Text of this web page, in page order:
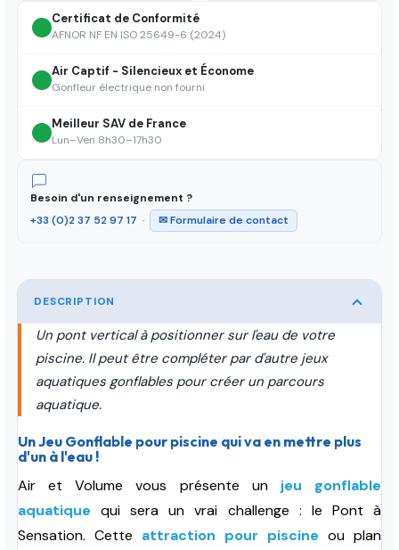
Certificat de Conformité
AFNOR NF EN ISO 25649-6 (2024)
Air Captif - Silencieux et Économe
Gonfleur électrique non fourni
Meilleur SAV de France
Lun–Ven 8h30–17h30
Besoin d'un renseignement ?
+33 (0)2 37 52 97 17 · ✉ Formulaire de contact
DESCRIPTION
Un pont vertical à positionner sur l'eau de votre
piscine. Il peut être compléter par d'autre jeux
aquatiques gonflables pour créer un parcours
aquatique.
Un Jeu Gonflable pour piscine qui va en mettre plus
d'un à l'eau !
Air et Volume vous présente un jeu gonflable
aquatique qui sera un vrai challenge : le Pont à
Sensation. Cette attraction pour piscine ou plan